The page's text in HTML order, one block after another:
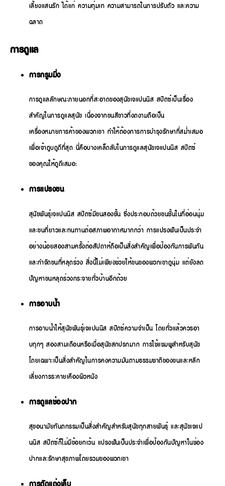
เลี้ยงแสนรัก ได้แก่ ความทุ่มเท ความสามารถในการปรับตัว และความ
ฉลาด
การดูแล
การกรูมมิ่ง
การดูแลลักษณะภายนอกที่สะอาดของสุนัขเจแปนนิส สปิตซ์เป็นเรื่อง
สำคัญในการดูแลสุนัข เนื่องจากขนสีขาวที่งดงามถือเป็น
เครื่องหมายการค้าของพวกเขา ทำให้ต้องการการบำรุงรักษาที่สม่ำเสมอ
เพื่อเจ้าตูบดูดีที่สุด นี่คือบางเคล็ดลับในการดูแลสุนัขเจแปนนิส สปิตซ์
ของคุณให้ดูดีเสมอ:
การแปรงขน
สุนัขพันธุ์เจแปนนิส สปิตซ์มีขนสองชั้น ซึ่งประกอบด้วยขนชั้นในที่อ่อนนุ่ม
และขนที่ยาวและทนทานต่อสภาพอากาศมากกว่า การแปรงฟันเป็นประจำ
อย่างน้อยสองสามครั้งต่อสัปดาห์ถือเป็นสิ่งสำคัญเพื่อป้องกันการพันกัน
และกำจัดขนที่หลุดร่วง สิ่งนี้ไม่เพียงช่วยให้ขนของพวกเขาดูนุ่ม แต่ยังลด
ปัญหาขนหลุดร่วงกระจายทั่วบ้านอีกด้วย
การอาบน้ำ
การอาบน้ำให้สุนัขพันธุ์เจแปนนิส สปิตซ์ความจำเป็น โดยทั่วแล้วควรอา
บทุกๆ สองสามเดือนหรือเมื่อสุนัขสกปรกมาก การใช้แชมพูสำหรับสุนัข
โดยเฉพาะเป็นสิ่งสำคัญในการคงความมันตามธรรมชาติของขนและหลีก
เลี่ยงการระคายเคืองผิวหนัง
การดูแลช่องปาก
สุขอนามัยทันตกรรมเป็นสิ่งสำคัญสำหรับสุนัขทุกสายพันธุ์ และสุนัขเจแป
นนิส สปิตซ์ก็ไม่มีข้อยกเว้น แปรงฟันเป็นประจำเพื่อป้องกันปัญหาในช่อง
ปากและรักษาสุขภาพโดยรวมของพวกเขา
การตัดแต่งเล็บ